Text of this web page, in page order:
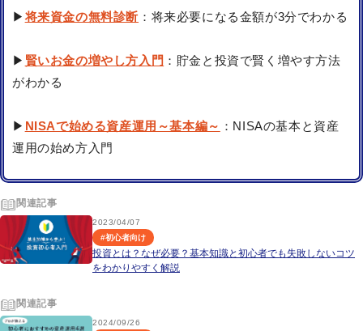
▶将来資金の無料診断 ：将来必要になる金額が3分でわかる
▶ 賢いお金の増やし方入門 ：貯金と投資で賢く増やす方法
がわかる
▶ NISAで始める資産運用～基本編～ ：NISAの基本と資産
運用の始め方入門
関連記事
2023/04/07
#初心者向け
投資とは？なぜ必要？基本知識と初心者でも失敗しないコツ
をわかりやすく解説
関連記事
2024/09/26